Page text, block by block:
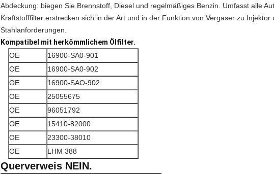
Abdeckung: biegen Sie Brennstoff, Diesel und regelmäßiges Benzin. Umfasst alle
Kraftstofffilter erstrecken sich in der Art und in der Funktion von Vergaser zu
Stahlanforderungen.
Kompatibel mit herkömmlichem Ölfilter.
OE
16900-SA0-901
OE
16900-SA0-902
OE
16900-SAO-902
OE
25055675
OE
96051792
OE
15410-82000
OE
23300-38010
OE
LHM 388
Querverweis NEIN.